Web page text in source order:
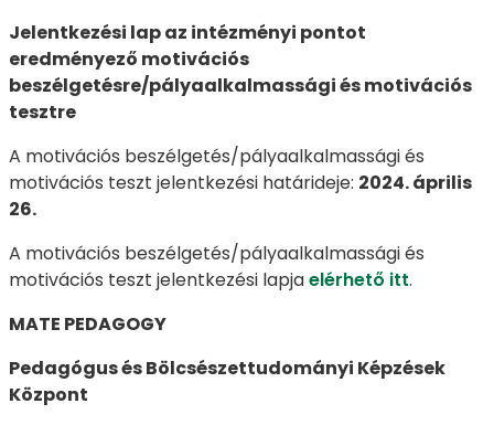
Jelentkezési lap az intézményi pontot
eredményező motivációs
beszélgetésre/pályaalkalmassági és motivációs
tesztre
A motivációs beszélgetés/pályaalkalmassági és
motivációs teszt jelentkezési határideje: 2024. április
26.
A motivációs beszélgetés/pályaalkalmassági és
motivációs teszt jelentkezési lapjaelérhető itt.
MATE PEDAGOGY
Pedagógus és Bölcsészettudományi Képzések
Központ